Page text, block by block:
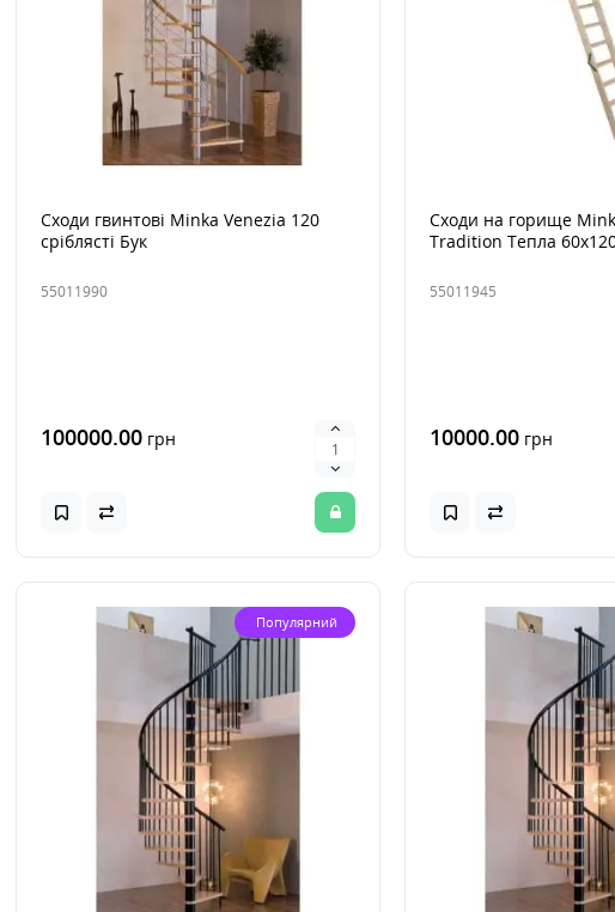
Сходи гвинтові Minka Venezia 120
сріблясті Бук
55011990
100000.00 грн
Сходи на горище
Tradition Тепла
55011945
10000.00 грн
Популярний